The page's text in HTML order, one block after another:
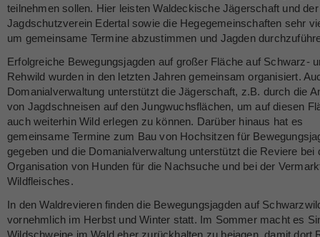
teilnehmen sollen. Hier leisten Waldeckische Jägerschaft und der
Jagdschutzverein Edertal sowie die Hegegemeinschaften sehr
um gemeinsame Termine abzustimmen und Jagden
Erfolgreiche Bewegungsjagden auf großer Fläche auf Schwarz-
Rehwild wurden in den letzten Jahren gemeinsam organisiert.
Domanialverwaltung unterstützt die Jägerschaft, z.B. durch die
von Jagdschneisen auf den Jungwuchsflächen, um auf diesen
auch weiterhin Wild erlegen zu können. Darüber hinaus hat es
gemeinsame Termine zum Bau von Hochsitzen für
gegeben und die Domanialverwaltung unterstützt die Reviere bei
Organisation von Hunden für die Nachsuche und bei der
Wildfleisches.
In den Waldrevieren finden die Bewegungsjagden auf
vornehmlich im Herbst und Winter statt. Im Sommer macht es
Wildschweine im Wald eher zurückhalten zu bejagen, damit dort